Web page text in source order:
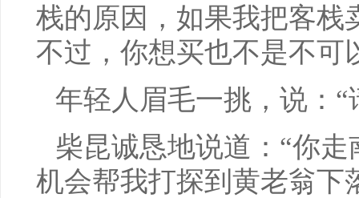
栈的原因，如果我把客栈
不过，你想买也不是不可
年轻人眉毛一挑，说：“
柴昆诚恳地说道：“你
机会帮我打探到黄老翁下